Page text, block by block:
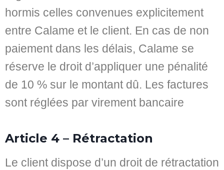
hormis celles convenues explicitement
entre Calame et le client. En cas de non
paiement dans les délais, Calame se
réserve le droit d’appliquer une pénalité
de 10 % sur le montant dû. Les factures
sont réglées par virement bancaire
Article 4 – Rétractation
Le client dispose d’un droit de rétractation